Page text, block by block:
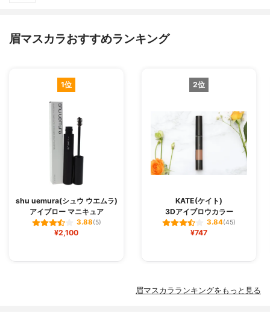
眉マスカラおすすめランキング
1位
shu uemura(シュウ ウエムラ)
アイブロー マニキュア
3.88(5)
¥2,100
2位
KATE(ケイト)
3Dアイブロウカラー
3.84(45)
¥747
眉マスカラランキングをもっと見る